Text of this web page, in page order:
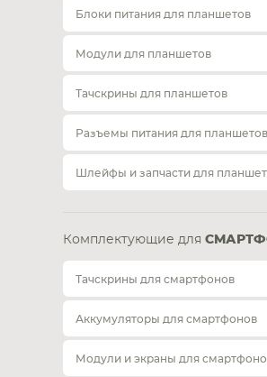
Блоки питания для планшетов
Модули для планшетов
Тачскрины для планшетов
Разъемы питания для планшетов
Шлейфы и запчасти для
Комплектующие для
Тачскрины для смартфонов
Аккумуляторы для смартфонов
Модули и экраны для